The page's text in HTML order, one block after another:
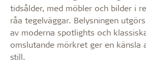
tidsålder, med möbler och bilder i
råa tegelväggar. Belysningen
av moderna spotlights och
omslutande mörkret ger en känsla
still.